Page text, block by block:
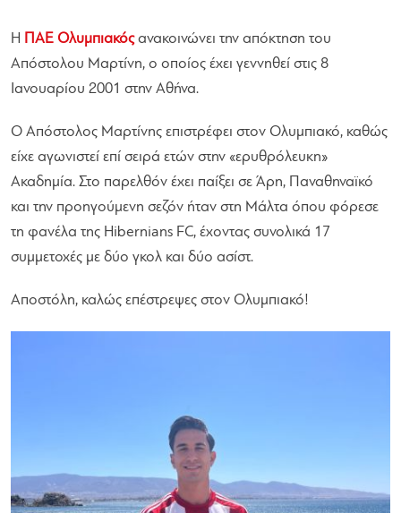
Η ΠΑΕ Ολυμπιακόςανακοινώνει την απόκτηση του
Απόστολου Μαρτίνη, ο οποίος έχει γεννηθεί στις 8
Ιανουαρίου 2001 στην Αθήνα.
Ο Απόστολος Μαρτίνης επιστρέφει στον Ολυμπιακό, καθώς
είχε αγωνιστεί επί σειρά ετών στην «ερυθρόλευκη»
Ακαδημία. Στο παρελθόν έχει παίξει σε Άρη, Παναθηναϊκό
και την προηγούμενη σεζόν ήταν στη Μάλτα όπου φόρεσε
τη φανέλα της Hibernians FC, έχοντας συνολικά 17
συμμετοχές με δύο γκολ και δύο ασίστ.
Αποστόλη, καλώς επέστρεψες στον Ολυμπιακό!